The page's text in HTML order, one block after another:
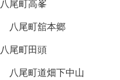
八尾町高峯
八尾町舘本郷
八尾町田頭
八尾町道畑下中山